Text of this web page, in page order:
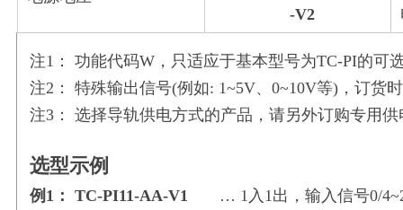
-V2
注1： 功能代码W，只适应于基本型号为TC-PI的可
注2： 特殊输出信号(例如: 1~5V、0~10V等)，订货
注3： 选择导轨供电方式的产品，请另外订购专用
选型示例
例1： TC-PI11-AA-V1 … 1入1出， 输入信号0/